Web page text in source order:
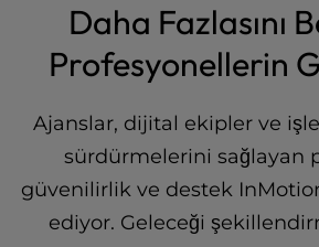
Daha Fazlasını
Profesyonellerin
Ajanslar, dijital ekipler ve
sürdürmelerini sağlayan
güvenilirlik ve destek
ediyor. Geleceği